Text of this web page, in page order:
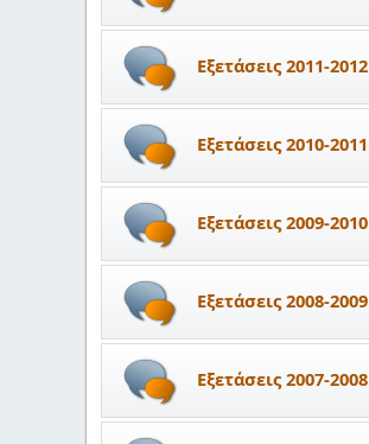
Εξετάσεις 2011-2012
Εξετάσεις 2010-2011
Εξετάσεις 2009-2010
Εξετάσεις 2008-2009
Εξετάσεις 2007-2008